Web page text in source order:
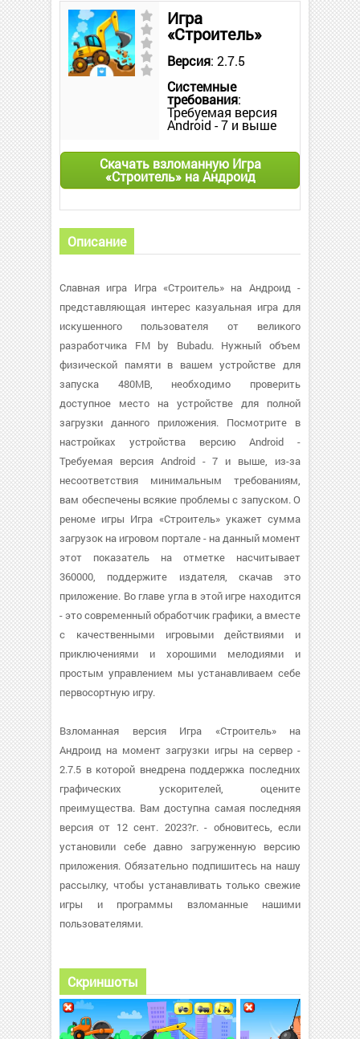
Игра
«Строитель»
Версия: 2.7.5
Системные
требования:
Требуемая версия
Android - 7 и выше
Скачать взломанную Игра
«Строитель» на Андроид
Описание
Славная игра Игра «Строитель» на Андроид -
представляющая интерес казуальная игра для
искушенного пользователя от великого
разработчика FM by Bubadu. Нужный объем
физической памяти в вашем устройстве для
запуска 480MB, необходимо проверить
доступное место на устройстве для полной
загрузки данного приложения. Посмотрите в
настройках устройства версию Android -
Требуемая версия Android - 7 и выше, из-за
несоответствия минимальным требованиям,
вам обеспечены всякие проблемы с запуском. О
реноме игры Игра «Строитель» укажет сумма
загрузок на игровом портале - на данный момент
этот показатель на отметке насчитывает
360000, поддержите издателя, скачав это
приложение. Во главе угла в этой игре находится
- это современный обработчик графики, а вместе
с качественными игровыми действиями и
приключениями и хорошими мелодиями и
простым управлением мы устанавливаем себе
первосортную игру.
Взломанная версия Игра «Строитель» на
Андроид на момент загрузки игры на сервер -
2.7.5 в которой внедрена поддержка последних
графических ускорителей, оцените
преимущества. Вам доступна самая последняя
версия от 12 сент. 2023?г. - обновитесь, если
установили себе давно загруженную версию
приложения. Обязательно подпишитесь на нашу
рассылку, чтобы устанавливать только свежие
игры и программы взломанные нашими
пользователями.
Скриншоты